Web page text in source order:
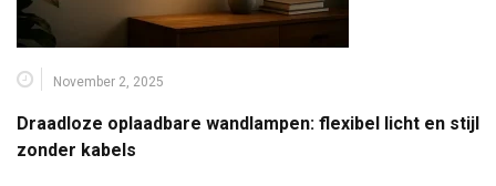
November 2, 2025
Draadloze oplaadbare wandlampen: flexibel licht en stijl
zonder kabels